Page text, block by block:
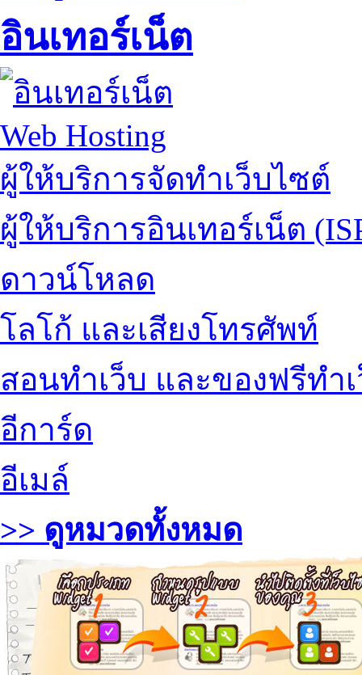
อินเทอร์เน็ต
Web Hosting
ผู้ให้บริการจัดทำเว็บไซต์
ผู้ให้บริการอินเทอร์เน็ต
ดาวน์โหลด
โลโก้ และเสียงโทรศัพท์
สอนทำเว็บ และของฟรีทำ
อีการ์ด
อีเมล์
>> ดูหมวดทั้งหมด